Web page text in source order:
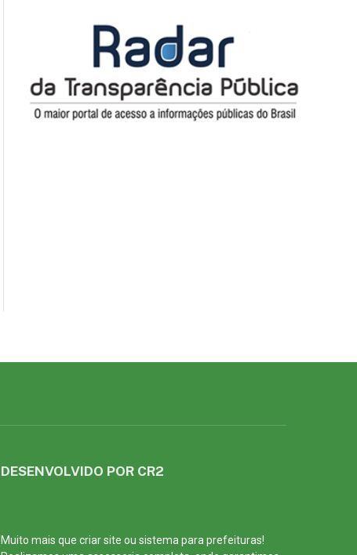
DESENVOLVIDO POR CR2
Muito mais que criar site ou sistema para prefeituras!